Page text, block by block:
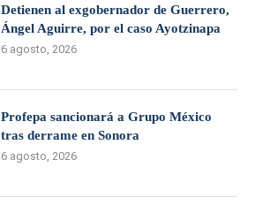
Detienen al exgobernador de Guerrero,
Ángel Aguirre, por el caso Ayotzinapa
6 agosto, 2026
Profepa sancionará a Grupo México
tras derrame en Sonora
6 agosto, 2026